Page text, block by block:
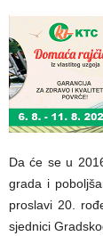
Da će se u
grada i
proslavi 20.
sjednici